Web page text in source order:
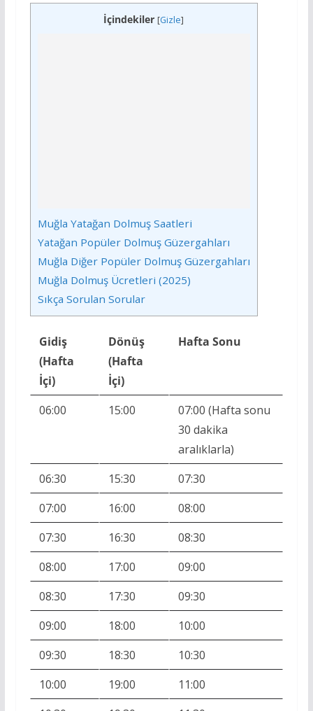
İçindekiler [Gizle]
Muğla Yatağan Dolmuş Saatleri
Yatağan Popüler Dolmuş Güzergahları
Muğla Diğer Popüler Dolmuş Güzergahları
Muğla Dolmuş Ücretleri (2025)
Sıkça Sorulan Sorular
Gidiş
(Hafta
İçi)
Dönüş
(Hafta
İçi)
Hafta Sonu
06:00 15:00
07:00 (Hafta sonu
30 dakika
aralıklarla)
06:30
15:30
07:30
07:00
16:00
08:00
07:30
16:30
08:30
08:00
17:00
09:00
08:30
17:30
09:30
09:00
18:00
10:00
09:30
18:30
10:30
10:00
19:00
11:00